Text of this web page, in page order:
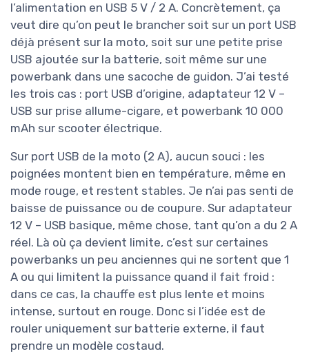
l’alimentation en USB 5 V / 2 A. Concrètement, ça
veut dire qu’on peut le brancher soit sur un port USB
déjà présent sur la moto, soit sur une petite prise
USB ajoutée sur la batterie, soit même sur une
powerbank dans une sacoche de guidon. J’ai testé
les trois cas : port USB d’origine, adaptateur 12 V –
USB sur prise allume-cigare, et powerbank 10 000
mAh sur scooter électrique.
Sur port USB de la moto (2 A), aucun souci : les
poignées montent bien en température, même en
mode rouge, et restent stables. Je n’ai pas senti de
baisse de puissance ou de coupure. Sur adaptateur
12 V – USB basique, même chose, tant qu’on a du 2 A
réel. Là où ça devient limite, c’est sur certaines
powerbanks un peu anciennes qui ne sortent que 1
A ou qui limitent la puissance quand il fait froid :
dans ce cas, la chauffe est plus lente et moins
intense, surtout en rouge. Donc si l’idée est de
rouler uniquement sur batterie externe, il faut
prendre un modèle costaud.